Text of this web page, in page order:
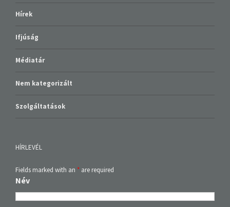
Hírek
Ifjúság
Médiatár
Nem kategorizált
Szolgáltatások
HÍRLEVÉL
Fields marked with an * are required
Név